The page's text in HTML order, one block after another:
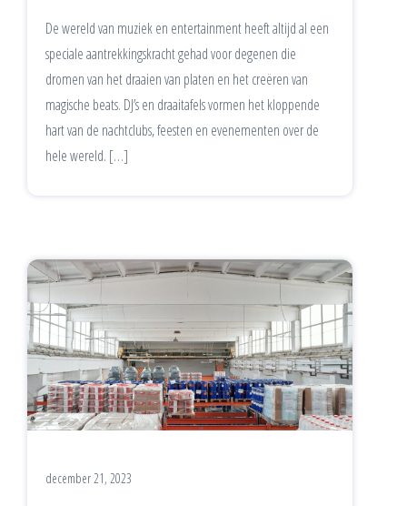
De wereld van muziek en entertainment heeft altijd al een
speciale aantrekkingskracht gehad voor degenen die
dromen van het draaien van platen en het creëren van
magische beats. DJ’s en draaitafels vormen het kloppende
hart van de nachtclubs, feesten en evenementen over de
hele wereld. […]
december 21, 2023